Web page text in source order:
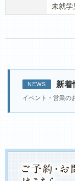
未就
NEWS 新着
イベント・営業の